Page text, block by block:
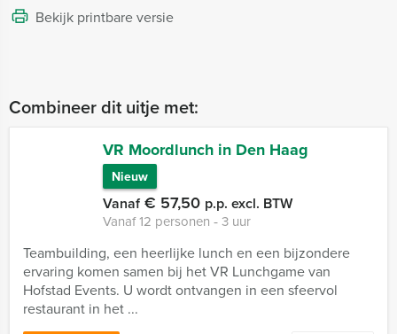
Bekijk printbare versie
Combineer dit uitje met:
VR Moordlunch in Den Haag
Nieuw
Vanaf€ 57,50 p.p. excl. BTW
Vanaf 12 personen ‐ 3 uur
Teambuilding, een heerlijke lunch en een bijzondere
ervaring komen samen bij het VR Lunchgame van
Hofstad Events. U wordt ontvangen in een sfeervol
restaurant in het ...